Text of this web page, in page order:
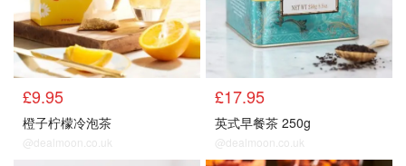
£9.95
橙子柠檬冷泡茶
@dealmoon.co.uk
£17.95
英式早餐茶 250g
@dealmoon.co.uk